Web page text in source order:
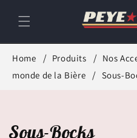
passer
au
Home Produits Nos
monde de la Bière
Sous-
C
Sous-Bocks